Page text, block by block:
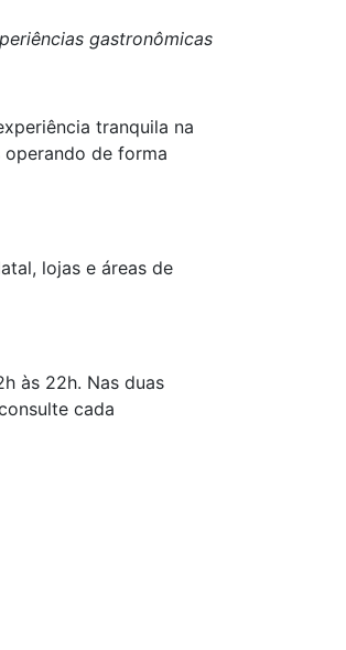
gastronômicas
tranquila na
de forma
lojas e áreas de
às 22h. Nas duas
cada